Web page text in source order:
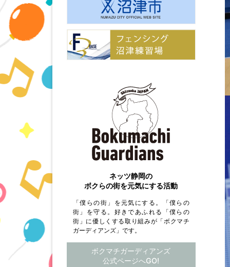
ネッツ静岡の
ボクらの街を元気にする活動
「僕らの街」を元気にする。「僕らの
街」を守る。 好きであふれる「僕らの
街」に優しくする取り組みが「ボクマチ
ガーディアンズ」です。
ボクマチガーディアンズ
公式ページへGO!